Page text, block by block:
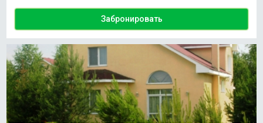
Забронировать